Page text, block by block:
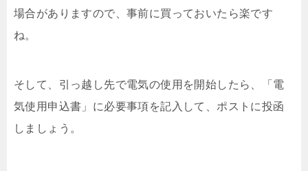
場合がありますので、事前に買っておいたら楽です
ね。
そして、引っ越し先で電気の使用を開始したら、「電
気使用申込書」に必要事項を記入して、ポストに投函
しましょう。